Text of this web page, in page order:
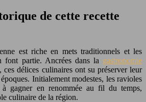
de cette recette
est riche en mets traditionnels et les
font partie. Ancrées dans la gastronomie
ces délices culinaires ont su préserver leur
Initialement modestes, les ravioles
à gagner en renommée au fil du temps,
culinaire de la région.